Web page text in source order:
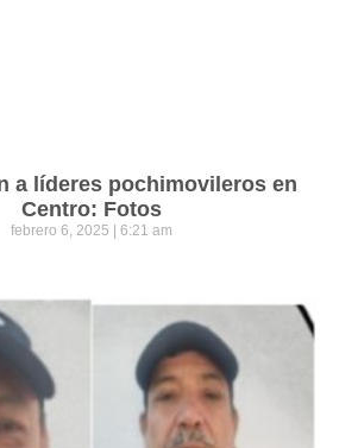
a líderes pochimovileros en
Centro: Fotos
febrero 6, 2025 6:21 am